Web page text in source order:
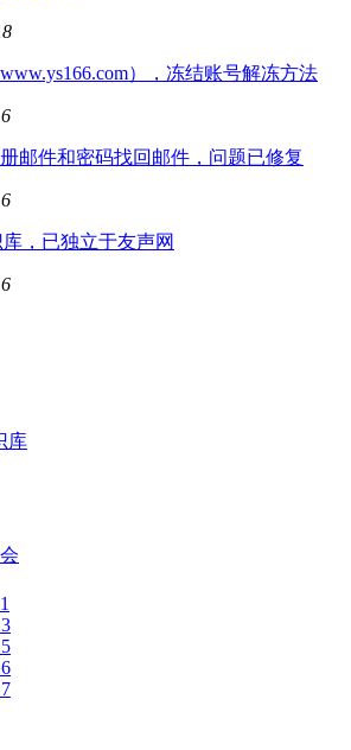
），冻结账号解冻方法
邮件和密码找回邮件，问题已修复
，已独立于友声网
库